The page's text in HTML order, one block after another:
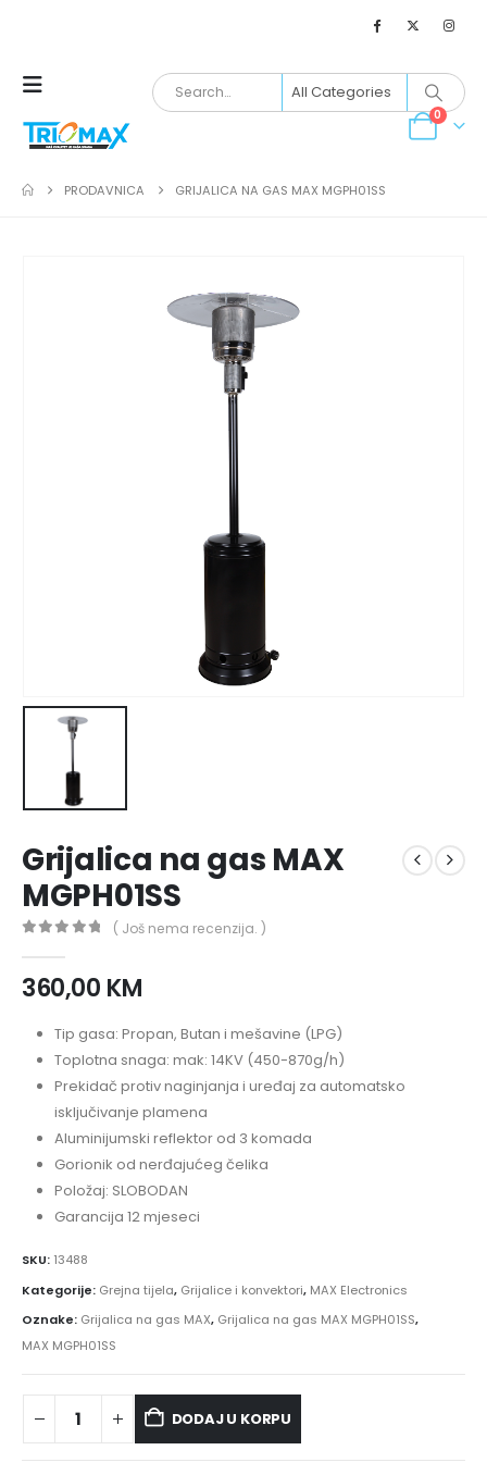
0
PRODAVNICA GRIJALICA NA GAS MAX MGPH01SS
Grijalica na gas MAX
MGPH01SS
( Još nema recenzija. )
360,00 KM
Tip gasa: Propan, Butan i mešavine (LPG)
Toplotna snaga: mak: 14KV (450-870g/h)
Prekidač protiv naginjanja i uređaj za automatsko
isključivanje plamena
Aluminijumski reflektor od 3 komada
Gorionik od nerđajućeg čelika
Položaj: SLOBODAN
Garancija 12 mjeseci
SKU: 13488
Kategorije: Grejna tijela, Grijalice i konvektori, MAX Electronics
Oznake: Grijalica na gas MAX, Grijalica na gas MAX MGPH01SS,
MAX MGPH01SS
DODAJ U KORPU